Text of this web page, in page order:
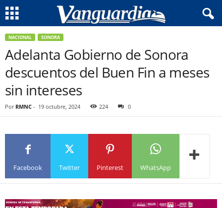
NACIONAL SONORA
Adelanta Gobierno de Sonora
descuentos del Buen Fin a meses
sin intereses
Por RMNC - 19 octubre, 2024 224 0
Facebook Twitter Pinterest WhatsApp